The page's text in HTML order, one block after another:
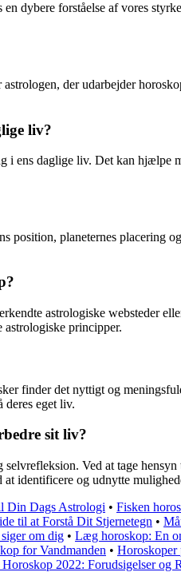
dybere forståelse af vores
der udarbejder
liv?
ens daglige liv. Det kan
planeternes placering
astrologiske websteder
principper.
finder det nyttigt og
deres eget liv.
sit liv?
Ved at tage
identificere og udnytte
Din Dags Astrologi • Fisken
til at Forstå Dit Stjernetegn •
om dig • Læg horoskop: En
for Vandmanden • Horoskoper
2022: Forudsigelser og